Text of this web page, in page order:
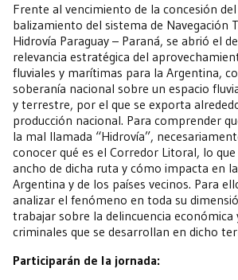
Frente al vencimiento de la concesión
balizamiento del sistema de Navegación
Hidrovía Paraguay – Paraná, se abrió el
relevancia estratégica del
fluviales y marítimas para la Argentina,
soberanía nacional sobre un espacio
y terrestre, por el que se exporta
producción nacional. Para comprender
la mal llamada “Hidrovía”,
conocer qué es el Corredor Litoral, lo
ancho de dicha ruta y cómo impacta en
Argentina y de los países vecinos. Para
analizar el fenómeno en toda su
trabajar sobre la delincuencia económica
criminales que se desarrollan en dicho
⁣Participarán de la jornada: ⁣